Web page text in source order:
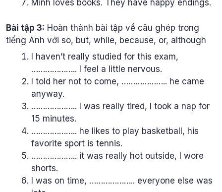
Minh loves books. They have happy endings.
Bài tập 3: Hoàn thành bài tập về câu ghép trong
tiếng Anh với so, but, while, because, or, although
I haven’t really studied for this exam,
……………….. I feel a little nervous.
I told her not to come, ……………….. he came
anyway.
……………….. I was really tired, I took a nap for
15 minutes.
……………….. he likes to play basketball, his
favorite sport is tennis.
……………….. it was really hot outside, I wore
shorts.
I was on time, ……………….. everyone else was